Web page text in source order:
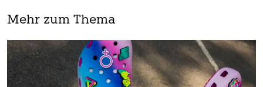
Mehr zum Thema